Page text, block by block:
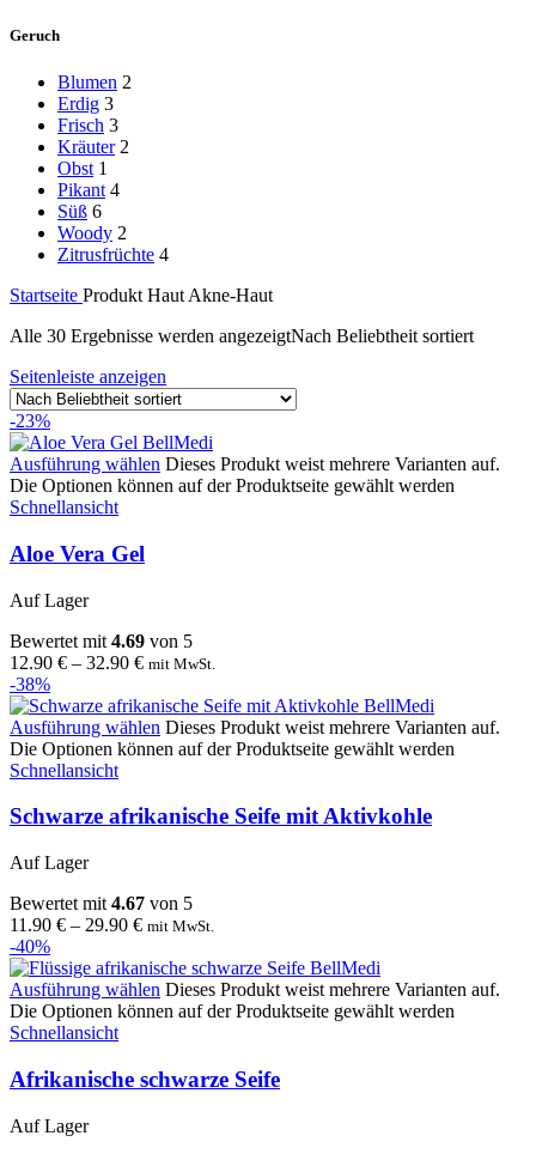
Geruch
Blumen 2
Erdig 3
Frisch 3
Kräuter 2
Obst 1
Pikant 4
Süß 6
Woody 2
Zitrusfrüchte 4
Startseite Produkt Haut Akne-Haut
Alle 30 Ergebnisse werden angezeigtNach Beliebtheit sortiert
Seitenleiste anzeigen
-23%
Ausführung wählen Dieses Produkt weist mehrere Varianten auf.
Die Optionen können auf der Produktseite gewählt werden
Schnellansicht
Aloe Vera Gel
Auf Lager
Bewertet mit 4.69 von 5
12.90 € – 32.90 € mit MwSt.
-38%
Ausführung wählen Dieses Produkt weist mehrere Varianten auf.
Die Optionen können auf der Produktseite gewählt werden
Schnellansicht
Schwarze afrikanische Seife mit Aktivkohle
Auf Lager
Bewertet mit 4.67 von 5
11.90 € – 29.90 € mit MwSt.
-40%
Ausführung wählen Dieses Produkt weist mehrere Varianten auf.
Die Optionen können auf der Produktseite gewählt werden
Schnellansicht
Afrikanische schwarze Seife
Auf Lager